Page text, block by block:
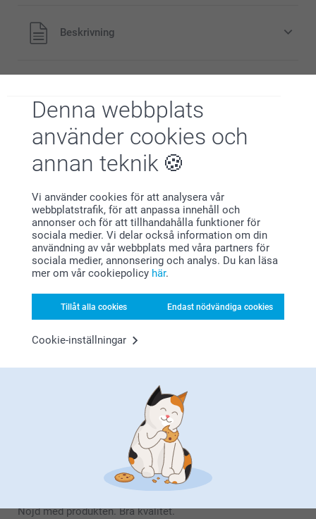
Denna webbplats
använder cookies och
annan teknik
Vi använder cookies för att analysera vår
webbplatstrafik, för att anpassa innehåll och
annonser och för att tillhandahålla funktioner för
sociala medier. Vi delar också information om din
användning av vår webbplats med våra partners för
sociala medier, annonsering och analys. Du kan läsa
mer om vår cookiepolicy här.
Tillåt alla cookies Endast nödvändiga cookies
Cookie-inställningar
Från 3,00/styck
Matt Premiumpapper 300 g
Blankt Premiumpapper 300 g
Från 199,00/styck
Priser på tillval och tillgänglighet
storlek L eller XL
Alla priser är i svenska kronor (SEK), inklusive moms och
exklusive porto.
Beskrivning
FAQ
4.6
AV5
Språk
Alla omdömen (2847)
5 Stjärnor
Nöjd med produkten. Bra kvalitet.